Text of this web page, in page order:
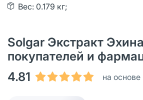
Вес: 0.179 кг;
Solgar Экстракт
покупателей и
4.81
на